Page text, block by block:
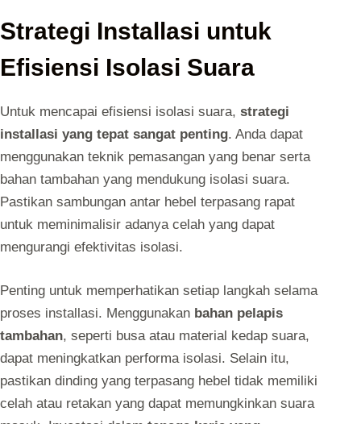
Strategi Installasi untuk
Efisiensi Isolasi Suara
Untuk mencapai efisiensi isolasi suara, strategi
installasi yang tepat sangat penting. Anda dapat
menggunakan teknik pemasangan yang benar serta
bahan tambahan yang mendukung isolasi suara.
Pastikan sambungan antar hebel terpasang rapat
untuk meminimalisir adanya celah yang dapat
mengurangi efektivitas isolasi.
Penting untuk memperhatikan setiap langkah selama
proses installasi. Menggunakan bahan pelapis
tambahan, seperti busa atau material kedap suara,
dapat meningkatkan performa isolasi. Selain itu,
pastikan dinding yang terpasang hebel tidak memiliki
celah atau retakan yang dapat memungkinkan suara